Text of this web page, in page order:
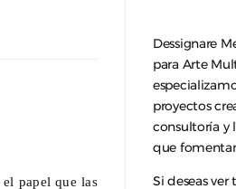
papel que las
Dessignare
para Arte
proyectos
consultoría y
que
Si deseas